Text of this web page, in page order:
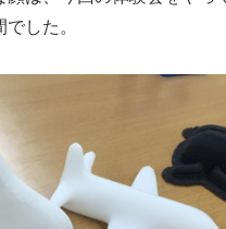
した。